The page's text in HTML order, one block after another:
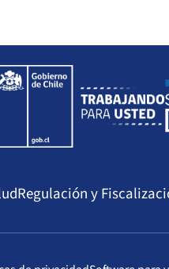
Regulación y